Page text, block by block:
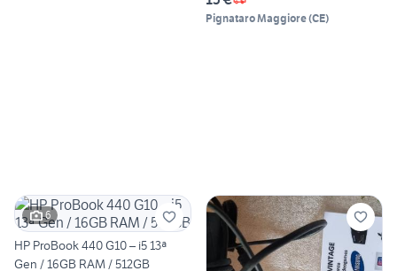
Pignataro Maggiore(CE)
6
HP ProBook 440 G10 – i5 13ª
Gen / 16GB RAM / 512GB